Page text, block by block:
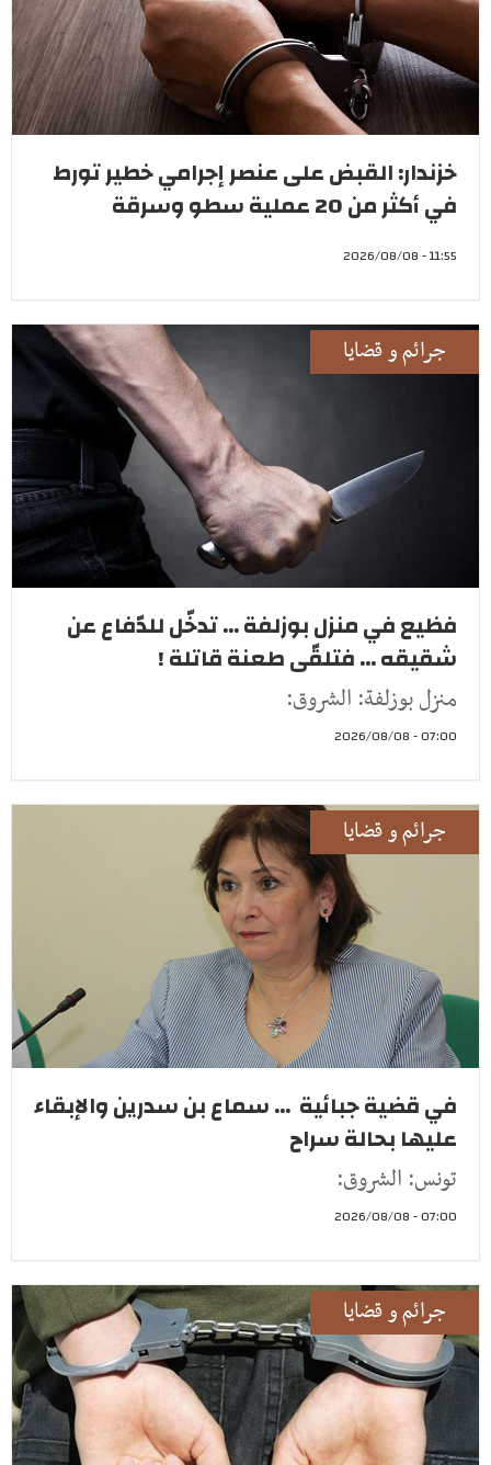
خزندار: القبض على عنصر إجرامي خطير تورط
في أكثر من 20 عملية سطو وسرقة
11:55 - 2026/08/08
جرائم و قضايا
فظيع في منزل بوزلفة ... تدخّل للدّفاع عن
شقيقه ... فتلقّى طعنة قاتلة !
منزل بوزلفة: الشروق:
07:00 - 2026/08/08
جرائم و قضايا
في قضية جبائية ... سماع بن سدرين والإبقاء
عليها بحالة سراح
تونس: الشروق:
07:00 - 2026/08/08
جرائم و قضايا